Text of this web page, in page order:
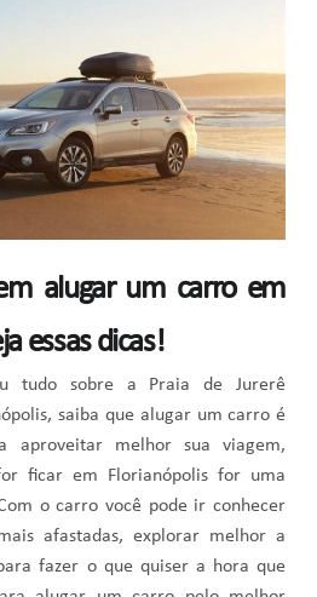
alugar um carro em
essas dicas!
tudo sobre a Praia de Jurerê
saiba que alugar um carro é
aproveitar melhor sua viagem,
ficar em Florianópolis for uma
o carro você pode ir conhecer
afastadas, explorar melhor a
fazer o que quiser a hora que